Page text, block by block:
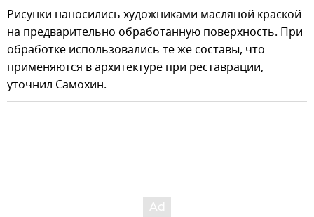
Рисунки наносились художниками масляной краской
на предварительно обработанную поверхность. При
обработке использовались те же составы, что
применяются в архитектуре при реставрации,
уточнил Самохин.